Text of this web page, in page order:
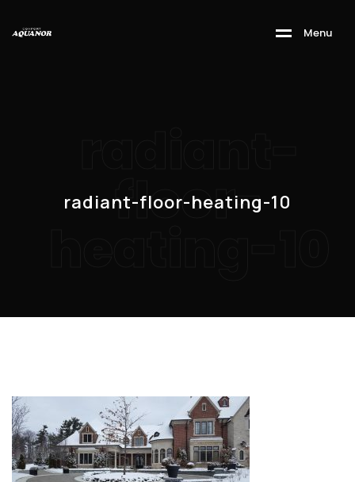
Menu
floor-
radiant-floor-heating-10